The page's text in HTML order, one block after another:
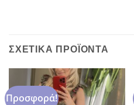
ΣΧΕΤΙΚΆ ΠΡΟΪΌΝΤΑ
Προσφορά!